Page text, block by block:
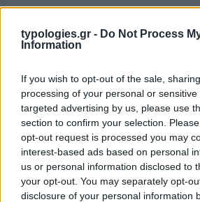
typologies.gr - Do Not Process
Information
If you wish to opt-out of the sale,
processing of your personal or
targeted advertising by us, please use
section to confirm your selection.
opt-out request is processed you may
interest-based ads based on personal
us or personal information disclosed to
your opt-out. You may separately opt-
disclosure of your personal information